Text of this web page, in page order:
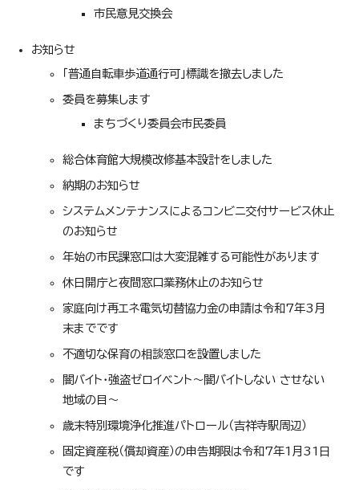
市民意見交換会
お知らせ
「普通自転車歩道通行可」標識を撤去しました
委員を募集します
まちづくり委員会市民委員
総合体育館大規模改修基本設計をしました
納期のお知らせ
システムメンテナンスによるコンビニ交付サービス休止
のお知らせ
年始の市民課窓口は大変混雑する可能性があります
休日開庁と夜間窓口業務休止のお知らせ
家庭向け再エネ電気切替協力金の申請は令和7年3月
末までです
不適切な保育の相談窓口を設置しました
闇バイト・強盗ゼロイベント～闇バイトしない させない
地域の目～
歳末特別環境浄化推進パトロール（吉祥寺駅周辺）
固定資産税（償却資産）の申告期限は令和7年1月31日
です